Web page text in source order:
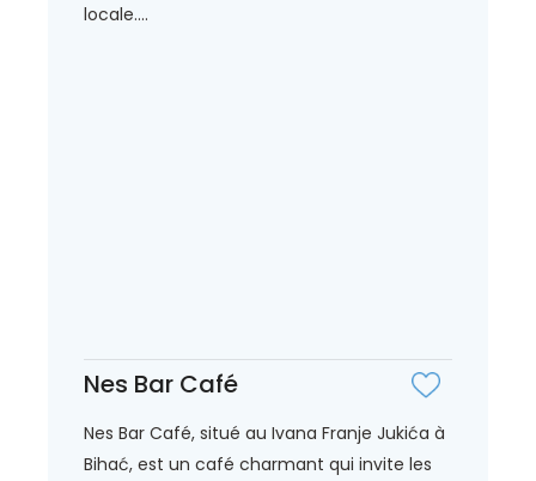
locale....
Nes Bar Café
Nes Bar Café, situé au Ivana Franje Jukića à
Bihać, est un café charmant qui invite les